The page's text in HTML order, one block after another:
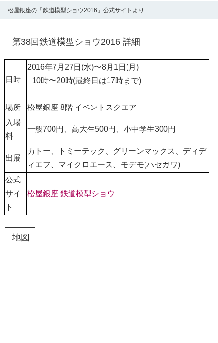
松屋銀座の「鉄道模型ショウ2016」公式サイトより
第38回鉄道模型ショウ2016 詳細
日時
2016年7月27日(水)〜8月1日(月)
10時〜20時(最終日は17時まで)
場所
松屋銀座 8階 イベントスクエア
入場
料
一般700円、高大生500円、小中学生300円
出展
カトー、トミーテック、グリーンマックス、ディデ
ィエフ、マイクロエース、モデモ(ハセガワ)
公式
サイ
ト
松屋銀座 鉄道模型ショウ
地図